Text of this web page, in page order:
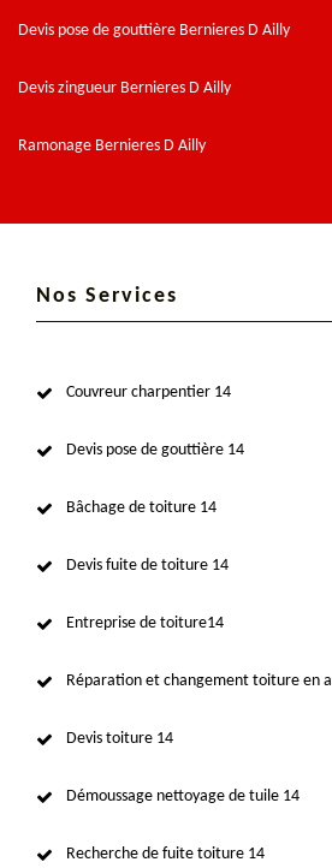
Devis pose de gouttière Bernieres D Ailly
Devis zingueur Bernieres D Ailly
Ramonage Bernieres D Ailly
Nos Services
Couvreur charpentier 14
Devis pose de gouttière 14
Bâchage de toiture 14
Devis fuite de toiture 14
Entreprise de toiture14
Réparation et changement toiture en
Devis toiture 14
Démoussage nettoyage de tuile 14
Recherche de fuite toiture 14